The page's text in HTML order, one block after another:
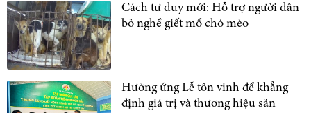
Cách tư duy mới: Hỗ trợ người dân
bỏ nghề giết mổ chó mèo
Hưởng ứng Lễ tôn vinh để khẳng
định giá trị và thương hiệu sản